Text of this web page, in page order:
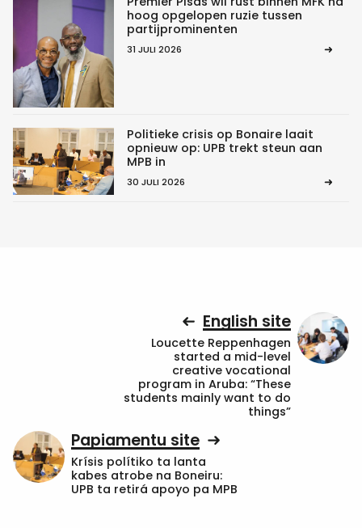
hoog opgelopen ruzie tussen
partijprominenten
31 JULI 2026
Politieke crisis op Bonaire laait
opnieuw op: UPB trekt steun aan
MPB in
30 JULI 2026
English site
Loucette Reppenhagen
started a mid-level
creative vocational
program in Aruba: “These
students mainly want to do
things”
Papiamentu site
Krísis polítiko ta lanta
kabes atrobe na Boneiru:
UPB ta retirá apoyo pa MPB